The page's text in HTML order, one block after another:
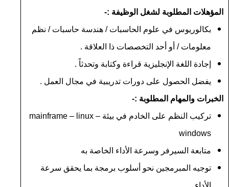
المؤهلات المطلوبة لشغل الوظيفة :-
بكالوريوس في علوم الحاسبات / هندسة حاسبات / نظم
معلومات / أو أحد التخصصات ذا العلاقة .
إجادة اللغة الإنجليزية قراءة وكتابة وتحدثاً .
يفضل الحصول على دورات تدريبية في مجال العمل .
الخبرات والمهام المطلوبة :-
تركيب النظم على الخادم في بيئة mainframe – linux –
windows
متابعة السيرفر وسرعة الأداء الخاصة به
توجيه المبرمجين نحو أسلوب برمجة بما يحقق سرعة
الأداء